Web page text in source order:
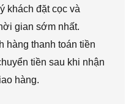
khách đặt cọc và
gian sớm nhất.
hàng thanh toán tiền
tiền sau khi nhận
hàng.